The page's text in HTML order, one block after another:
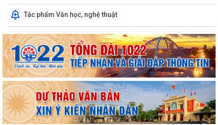
Tác phẩm Văn học, nghệ thuật
85 câu hỏi và giải đáp thắc mắc của người tiêu dùng về xăng E10
Xã An Khánh tổ chức hội nghị chuẩn bị công tác sáp nhập thôn
Báo cáo công tác tổ chức, triển khai điều tra phiếu cá thể Tổng điều tra
kinh tế năm 2026
Thông báo kết quả và quyết định trúng tuyển viên chức đơn vị sự
nghiệp công lập xã An Khánh năm...